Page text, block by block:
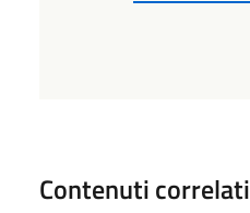
Contenuti correlati